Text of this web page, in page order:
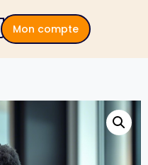
Mon compte